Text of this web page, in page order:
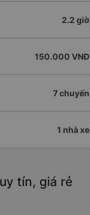
2.2 giờ
150.000 VNĐ
7 chuyến
1 nhà xe
tín, giá rẻ